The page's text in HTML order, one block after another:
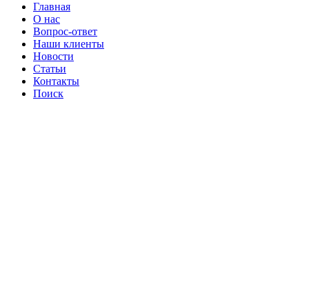
Главная
О нас
Вопрос-ответ
Наши клиенты
Новости
Статьи
Контакты
Поиск